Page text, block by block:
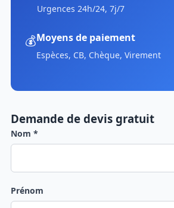
Urgences 24h/24, 7j/7
💰Moyens de paiement
Espèces, CB, Chèque, Virement
Demande de devis gratuit
Nom *
Prénom